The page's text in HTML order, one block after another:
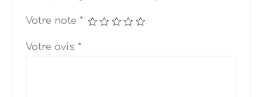
Votre note *
Votre avis *